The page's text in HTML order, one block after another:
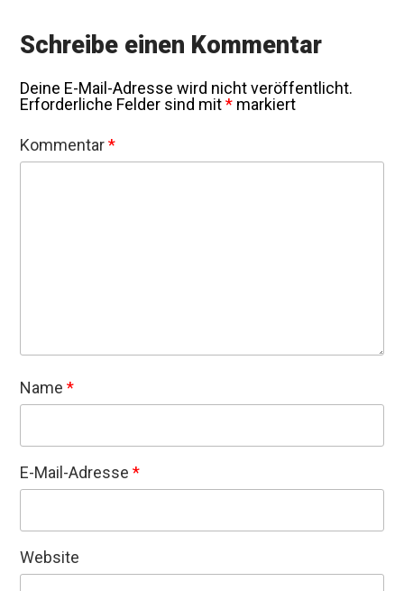
Schreibe einen Kommentar
Deine E-Mail-Adresse wird nicht veröffentlicht.
Erforderliche Felder sind mit* markiert
Kommentar*
Name*
E-Mail-Adresse*
Website